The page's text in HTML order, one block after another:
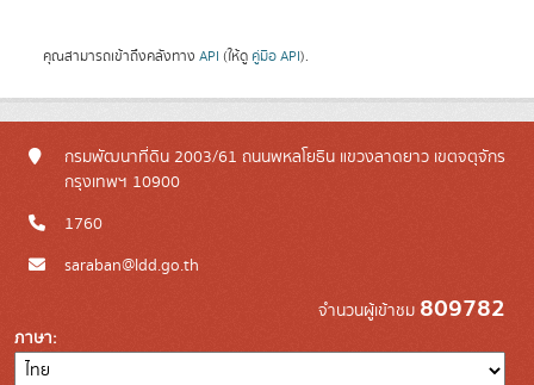
คุณสามารถเข้าถึงคลังทาง API (ให้ดู คู่มือ API).
กรมพัฒนาที่ดิน 2003/61 ถนนพหลโยธิน แขวงลาดยาว เขตจตุจักร
กรุงเทพฯ 10900
1760
saraban@ldd.go.th
จำนวนผู้เข้าชม 809782
ภาษา